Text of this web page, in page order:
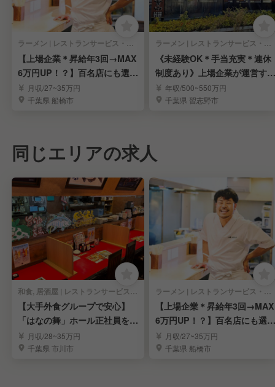
ラーメン | レストランサービス・ホールスタッフ
【上場企業＊昇給年3回→MAX
6万円UP！？】百名店にも選ば
れたラーメン屋
月収/27~35万円
千葉県 船橋市
ラーメン | レストランサービス・ホールスタッフ
《未経験OK＊手当充実＊連休
制度あり》上場企業が運営する
人気ラーメン屋さん
年収/500~550万円
千葉県 習志野市
同じエリアの求人
和食, 居酒屋 | レストランサービス・ホールスタッフ
【大手外食グループで安心】
「はなの舞」ホール正社員を募
集 月収/28~35万円
千葉県 市川市
ラーメン | レストランサービス・ホールスタッフ
【上場企業＊昇給年3回→MAX
6万円UP！？】百名店にも選ば
れたラーメン屋
月収/27~35万円
千葉県 船橋市